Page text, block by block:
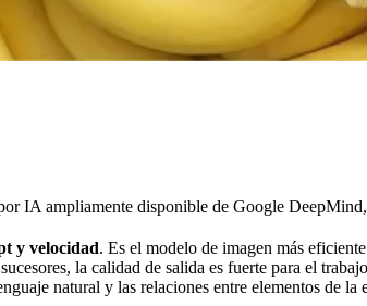
IA ampliamente disponible de Google
y velocidad. Es el modelo de imagen más
la calidad de salida es fuerte para el
natural y las relaciones entre elementos de